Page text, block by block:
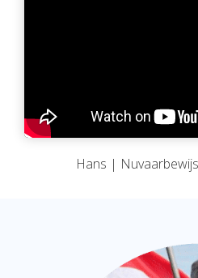
Hans |